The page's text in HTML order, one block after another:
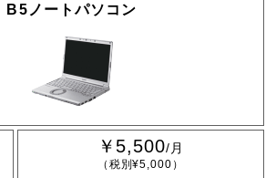
B5ノートパソコン
￥5,500/月
（税別¥5,000）